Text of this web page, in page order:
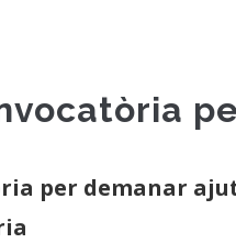
per demanar